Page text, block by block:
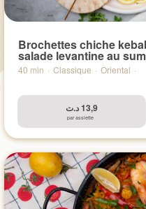
Brochettes chiche
salade levantine au
40 min · Classique · Oriental ·
13,9د.ت
par assiette